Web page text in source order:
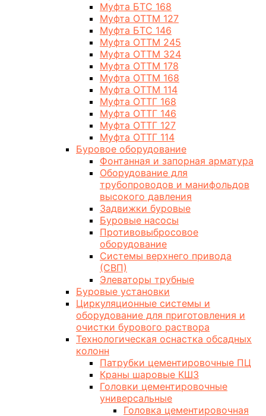
Муфта БТС 168
Муфта ОТТМ 127
Муфта БТС 146
Муфта ОТТМ 245
Муфта ОТТМ 324
Муфта ОТТМ 178
Муфта ОТТМ 168
Муфта ОТТМ 114
Муфта ОТТГ 168
Муфта ОТТГ 146
Муфта ОТТГ 127
Муфта ОТТГ 114
Буровое оборудование
Фонтанная и запорная арматура
Оборудование для
трубопроводов и манифольдов
высокого давления
Задвижки буровые
Буровые насосы
Противовыбросовое
оборудование
Системы верхнего привода
(СВП)
Элеваторы трубные
Буровые установки
Циркуляционные системы и
оборудование для приготовления и
очистки бурового раствора
Технологическая оснастка обсадных
колонн
Патрубки цементировочные ПЦ
Краны шаровые КШЗ
Головки цементировочные
универсальные
Головка цементировочная